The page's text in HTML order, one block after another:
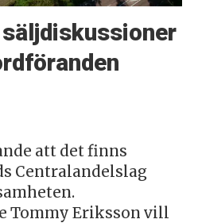
att det finns
Centralandelslag
Tommy Eriksson vill